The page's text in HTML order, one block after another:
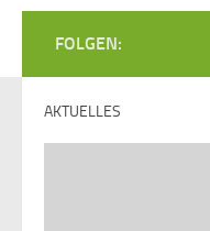
FOLGEN:
AKTUELLES